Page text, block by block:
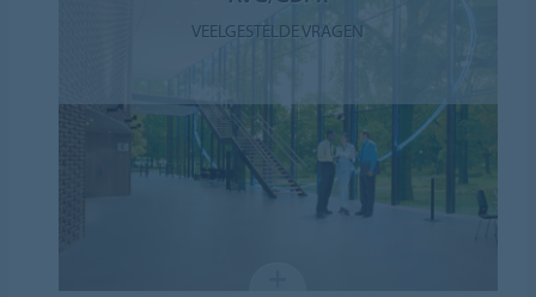
VEELGESTELDE VRAGEN